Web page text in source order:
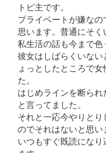
トピ主です。
プライベートが嫌な
思います。普通にそく
私生活の話も今まで色
彼女はしばらくいな
ょっとしたところで
た。
はじめラインを断られ
と言ってました。
それと一応今やりと
のでそれはないと思い
いつもすぐ既読にな